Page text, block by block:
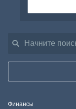
Финансы